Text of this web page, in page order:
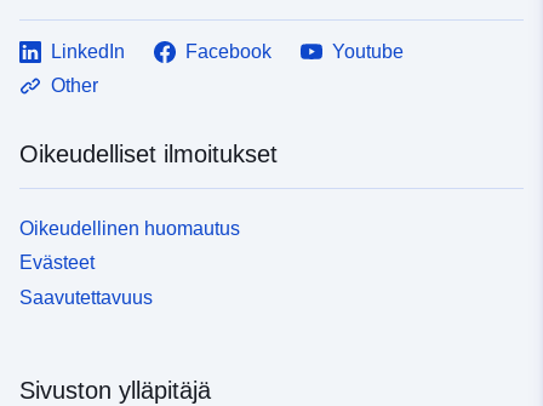
LinkedIn Facebook
Youtube
Other
Oikeudelliset ilmoitukset
Oikeudellinen huomautus
Evästeet
Saavutettavuus
Sivuston ylläpitäjä